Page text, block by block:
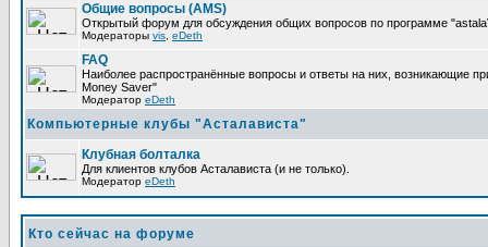
Общие вопросы (AMS)
Открытый форум для обсуждения общих вопросов по программе
Модераторы vis eDeth
FAQ
Наиболее распространённые вопросы и ответы на них, возникающие
Money Saver"
Модератор eDeth
Компьютерные клубы "Асталависта"
Клубная болталка
Для клиентов клубов Асталависта (и не только).
Модератор eDeth
Кто сейчас на форуме